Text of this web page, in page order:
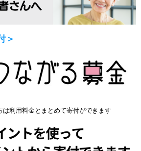
＞
は利用料金とまとめて寄付ができます